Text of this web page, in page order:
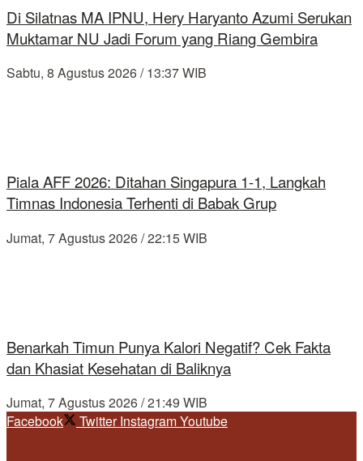
Di Silatnas MA IPNU, Hery Haryanto Azumi Serukan
Muktamar NU Jadi Forum yang Riang Gembira
Sabtu, 8 Agustus 2026 / 13:37 WIB
Piala AFF 2026: Ditahan Singapura 1-1, Langkah
Timnas Indonesia Terhenti di Babak Grup
Jumat, 7 Agustus 2026 / 22:15 WIB
Benarkah Timun Punya Kalori Negatif? Cek Fakta
dan Khasiat Kesehatan di Baliknya
Jumat, 7 Agustus 2026 / 21:49 WIB
Facebook
Twitter InstagramYoutube